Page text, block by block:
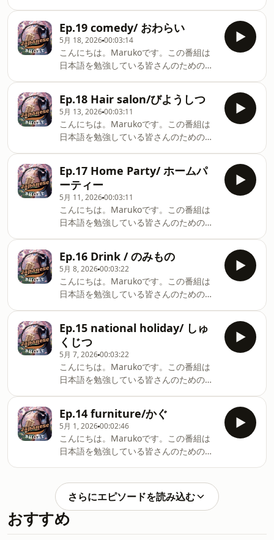
studying Japanese.It's a short
program, so I hope it becomes part of
your daily routine.Each episode will
cover one topic. I will speak in a
relaxed way, so please listen
ックについてリラックスしておはなしし
ます。皆さんもゆっくり聞いてください
ね。今日のトピックは流行です。This
radio program is for everyone
studying Japanese.It's a short
program, so I hope it becomes part of
your daily routine.Each episode will
cover one topic. I will speak in a
relaxed way, so please listen
Ep.19 comedy/ おわらい
5月 18, 202600:03:14
こんにちは。Marukoです。この番組は
日本語を勉強している皆さんのためのラ
ックについてリラックスしておはなしし
ます。皆さんもゆっくり聞いてください
ね。今日のトピックはお笑いです。This
radio program is for everyone
studying Japanese.It's a short
program, so I hope it becomes part of
your daily routine.Each episode will
cover one topic. I will speak in a
relaxed way, so please listen
comfortably.Today’s topic is about
Ep.18 Hair salon/びようしつ
5月 13, 202600:03:11
こんにちは。Marukoです。この番組は
日本語を勉強している皆さんのためのラ
ックについてリラックスしておはなしし
ます。皆さんもゆっくり聞いてください
ね。今日のトピックは美容室です。This
radio program is for everyone
studying Japanese.It's a short
program, so I hope it becomes part of
your daily routine.Each episode will
cover one topic. I will speak in a
relaxed way, so please listen
comfortably.Today’s topic is about hair
Ep.17 Home Party/ ホームパ
ーティー
5月 11, 202600:03:11
こんにちは。Marukoです。この番組は
日本語を勉強している皆さんのためのラ
ックについてリラックスしておはなしし
ます。皆さんもゆっくり聞いてください
ね。今日のトピックはホームパーティー
です。This radio program is for
everyone studying Japanese.It's a
short program, so I hope it becomes
part of your daily routine.Each
episode will cover one topic. I will
speak in a relaxed way, so please
listen comfortably.Today’s topic is
Ep.16 Drink / のみもの
5月 8, 202600:03:22
こんにちは。Marukoです。この番組は
日本語を勉強している皆さんのためのラ
ックについてリラックスしておはなしし
ます。皆さんもゆっくり聞いてください
ね。今日のトピックは飲み物です。This
radio program is for everyone
studying Japanese.It's a short
program, so I hope it becomes part of
your daily routine.Each episode will
cover one topic. I will speak in a
relaxed way, so please listen
comfortably.Today’s topic is about
Ep.15 national holiday/ しゅ
くじつ
5月 7, 202600:03:22
こんにちは。Marukoです。この番組は
日本語を勉強している皆さんのためのラ
ックについてリラックスしておはなしし
ます。皆さんもゆっくり聞いてください
ね。今日のトピックは祝日です。This
radio program is for everyone
studying Japanese.It's a short
program, so I hope it becomes part of
your daily routine.Each episode will
cover one topic. I will speak in a
relaxed way, so please listen
comfortably.Today’s topic is about
Ep.14 furniture/かぐ
5月 1, 202600:02:46
こんにちは。Marukoです。この番組は
日本語を勉強している皆さんのためのラ
ックについてリラックスしておはなしし
ます。皆さんもゆっくり聞いてください
ね。今日のトピックは家具です。This
radio program is for everyone
さらにエピソードを読み込む
おすすめ